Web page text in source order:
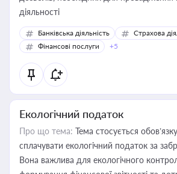
діяльності
Банківська діяльність
Страхова
Фінансові послуги
+5
Екологічний податок
Про що тема: Тема стосується
сплачувати екологічний податок за
Вона важлива для екологічного